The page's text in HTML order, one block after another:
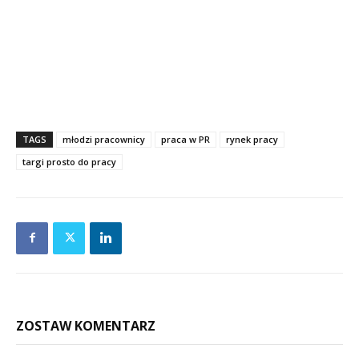
TAGS młodzi pracownicy praca w PR
rynek pracy
targi prosto do pracy
ZOSTAW KOMENTARZ